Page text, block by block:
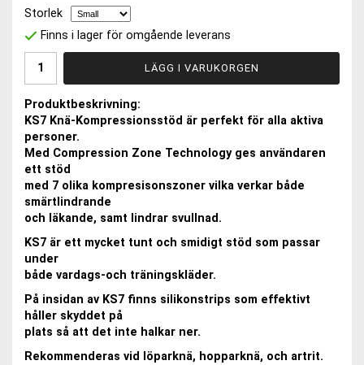
Storlek
Finns i lager för omgående leverans
LÄGG I VARUKORGEN
Produktbeskrivning:
KS7 Knä-Kompressionsstöd är perfekt för alla aktiva
personer.
Med Compression Zone Technology ges användaren
ett stöd
med 7 olika kompresisonszoner vilka verkar både
smärtlindrande
och läkande, samt lindrar svullnad.
KS7 är ett mycket tunt och smidigt stöd som passar
under
både vardags-och träningskläder.
På insidan av KS7 finns silikonstrips som effektivt
håller skyddet på
plats så att det inte halkar ner.
Rekommenderas vid löparknä, hopparknä, och artrit.